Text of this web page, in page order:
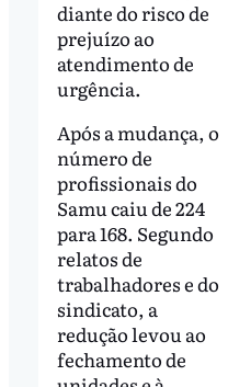
diante do risco de
prejuízo ao
atendimento de
urgência.
Após a mudança, o
número de
profissionais do
Samu caiu de 224
para 168. Segundo
relatos de
trabalhadores e do
sindicato, a
redução levou ao
fechamento de